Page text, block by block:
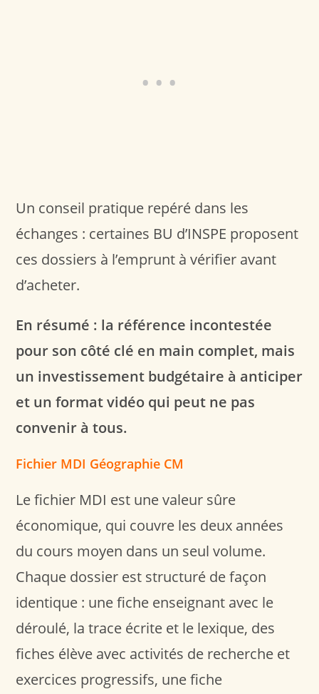
Un conseil pratique repéré dans les
échanges : certaines BU d’INSPE proposent
ces dossiers à l’emprunt à vérifier avant
d’acheter.
En résumé : la référence incontestée
pour son côté clé en main complet, mais
un investissement budgétaire à anticiper
et un format vidéo qui peut ne pas
convenir à tous.
Fichier MDI Géographie CM
Le fichier MDI est une valeur sûre
économique, qui couvre les deux années
du cours moyen dans un seul volume.
Chaque dossier est structuré de façon
identique : une fiche enseignant avec le
déroulé, la trace écrite et le lexique, des
fiches élève avec activités de recherche et
exercices progressifs, une fiche